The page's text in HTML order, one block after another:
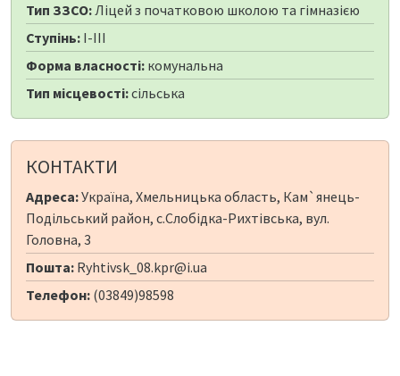
Тип ЗЗСО:Ліцей з початковою школою та гімназією
Ступінь: I-III
Форма власності: комунальна
Тип місцевості:сільська
КОНТАКТИ
Адреса:Україна, Хмельницька область, Кам`янець-
Подільський район, с.Слобідка-Рихтівська, вул.
Головна, 3
Пошта: Ryhtivsk_08.kpr@i.ua
Телефон: (03849)98598